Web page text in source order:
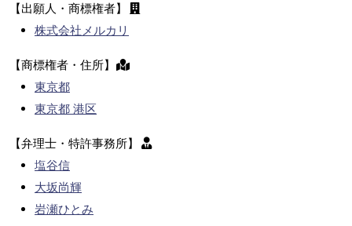
【出願人・商標権者】
株式会社メルカリ
【商標権者・住所】
東京都
東京都 港区
【弁理士・特許事務所】
塩谷信
大坂尚輝
岩瀬ひとみ